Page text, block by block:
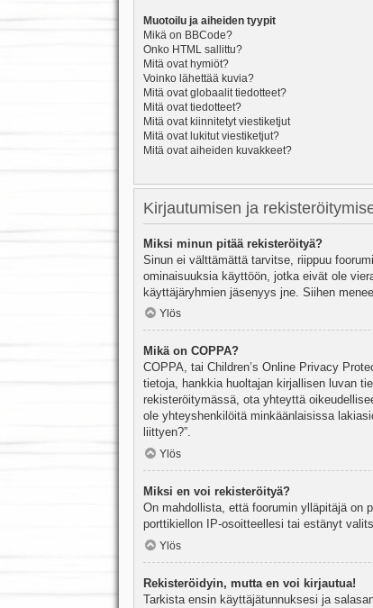
Muotoilu ja aiheiden tyypit
Mikä on BBCode?
Onko HTML sallittu?
Mitä ovat hymiöt?
Voinko lähettää kuvia?
Mitä ovat globaalit tiedotteet?
Mitä ovat tiedotteet?
Mitä ovat kiinnitetyt viestiketjut
Mitä ovat lukitut viestiketjut?
Mitä ovat aiheiden kuvakkeet?
Kirjautumisen ja
Miksi minun pitää rekisteröityä?
Sinun ei välttämättä tarvitse, riippuu
ominaisuuksia käyttöön, jotka eivät ole
käyttäjäryhmien jäsenyys jne. Siihen
Ylös
Mikä on COPPA?
COPPA, tai Children’s Online Privacy
tietoja, hankkia huoltajan kirjallisen luvan
rekisteröitymässä, ota yhteyttä
ole yhteyshenkilöitä minkäänlaisissa
liittyen?”.
Ylös
Miksi en voi rekisteröityä?
On mahdollista, että foorumin ylläpitäjä on
porttikiellon IP-osoitteellesi tai estänyt
Ylös
Rekisteröidyin, mutta en voi kirjautua!
Tarkista ensin käyttäjätunnuksesi ja